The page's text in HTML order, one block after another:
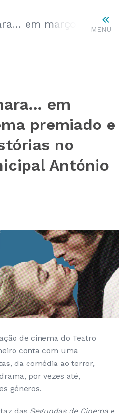
MENU
em março
em
premiado e
no
António
de cinema do Teatro
conta com uma
da comédia ao terror,
por vezes até,
géneros.
das Segundas de Cinema e